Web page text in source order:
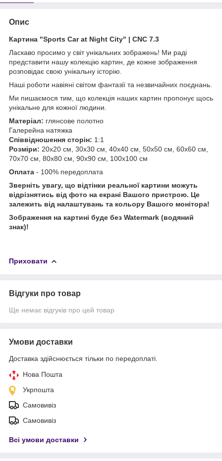
Опис
Картина "Sports Car at Night City" | CNC 7.3
Ласкаво просимо у світ унікальних зображень! Ми раді
представити нашу колекцію картин, де кожне зображення
розповідає свою унікальну історію.
Наші роботи навіяні світом фантазії та незвичайних поєднань.
Ми пишаємося тим, що колекція наших картин пропонує щось
унікальне для кожної людини.
Матеріал: глянсове полотно
Галерейна натяжка
Співвідношення сторін: 1:1
Розміри: 20х20 см, 30х30 см, 40х40 см, 50х50 см, 60х60 см,
70х70 см, 80х80 см, 90х90 см, 100х100 см
Оплата - 100% передоплата
Зверніть увагу, що відтінки реальної картини можуть
відрізнятись від фото на екрані Вашого пристрою. Це
залежить від налаштувань та кольору Вашого монітора!
Зображення на картині буде без Watermark (водяний
знак)!
Приховати
Відгуки про товар
Ще немає відгуків про цей товар
Умови доставки
Доставка здійснюється тільки по передоплаті.
Нова Пошта
Укрпошта
Самовивіз
Самовивіз
Всі умови доставки